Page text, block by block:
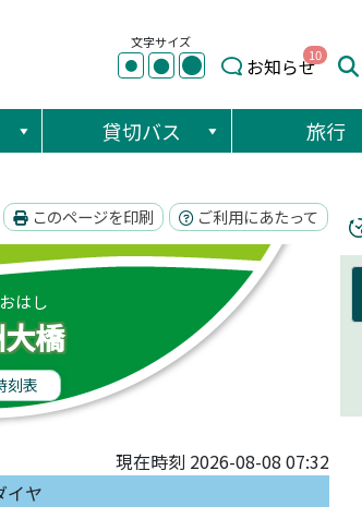
文字サイズ
● ● ● お知らせ10
貸切バス 旅行
このページを印刷 ご利用にあたって
はし
橋
刻表
現在時刻 2026-08-08 07:32
イヤ